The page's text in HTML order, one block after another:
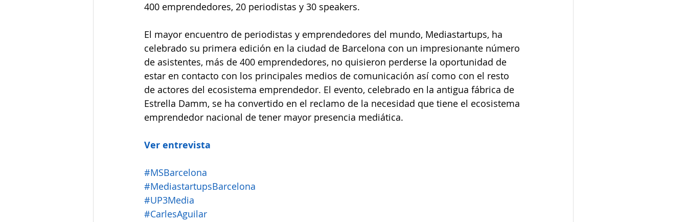
400 emprendedores, 20 periodistas y 30 speakers.
El mayor encuentro de periodistas y emprendedores del mundo, Mediastartups, ha
celebrado su primera edición en la ciudad de Barcelona con un impresionante número
de asistentes, más de 400 emprendedores, no quisieron perderse la oportunidad de
estar en contacto con los principales medios de comunicación así como con el resto
de actores del ecosistema emprendedor. El evento, celebrado en la antigua fábrica de
Estrella Damm, se ha convertido en el reclamo de la necesidad que tiene el ecosistema
emprendedor nacional de tener mayor presencia mediática.
Ver entrevista
#MSBarcelona
#MediastartupsBarcelona
#UP3Media
#CarlesAguilar